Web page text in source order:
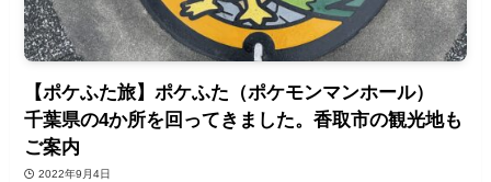
【ポケふた旅】ポケふた（ポケモンマンホール）
千葉県の4か所を回ってきました。香取市の観光地も
ご案内
2022年9月4日